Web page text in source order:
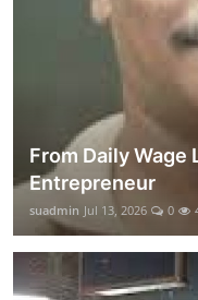
From Daily
Entrepreneur
suadmin Jul 13, 2026 0